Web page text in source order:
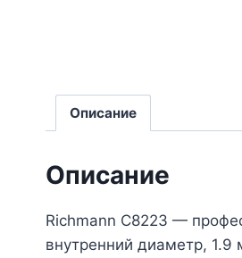
Описание
Описание
Richmann C8223 —
внутренний диаметр,